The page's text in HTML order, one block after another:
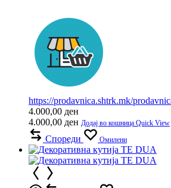
https://prodavnica.shtrk.mk/
4.000,00 ден
4.000,00 ден Додај во кошница Quick View
Спореди Омилени